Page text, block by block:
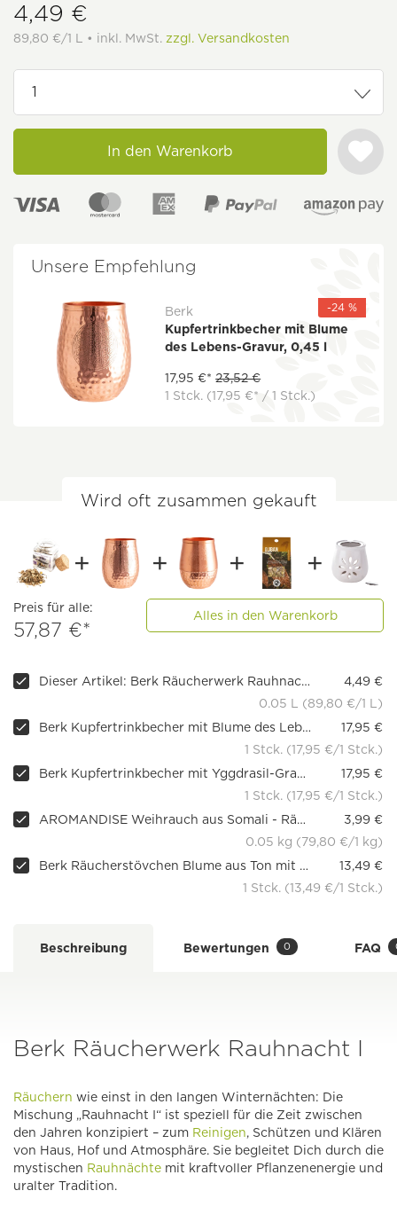
4,49 €
89,80 €/1 L • inkl. MwSt. zzgl. Versandkosten
In den Warenkorb
Unsere Empfehlung
-24 %
Berk
Kupfertrinkbecher mit Blume
des Lebens-Gravur, 0,45 l
17,95 €* 23,52 €
1 Stck. (17,95 €* / 1 Stck.)
Wird oft zusammen gekauft
Preis für alle:
57,87 €*
Alles in den Warenkorb
Dieser Artikel: Berk Räucherwerk Rauhnacht I
4,49 €
0.05 L (89,80 €/1 L)
Berk Kupfertrinkbecher mit Blume des Lebens-Gravur, 0,45 l
17,95 €
1 Stck. (17,95 €/1 Stck.)
Berk Kupfertrinkbecher mit Yggdrasil-Gravur, 0,45 l
17,95 €
1 Stck. (17,95 €/1 Stck.)
AROMANDISE Weihrauch aus Somali - Räucherharz
3,99 €
0.05 kg (79,80 €/1 kg)
Berk Räucherstövchen Blume aus Ton mit Sieb
13,49 €
1 Stck. (13,49 €/1 Stck.)
Beschreibung Bewertungen 0 FAQ
Berk Räucherwerk Rauhnacht I
Räuchern wie einst in den langen Winternächten: Die
Mischung „Rauhnacht I“ ist speziell für die Zeit zwischen
den Jahren konzipiert – zum Reinigen, Schützen und Klären
von Haus, Hof und Atmosphäre. Sie begleitet Dich durch die
mystischen Rauhnächte mit kraftvoller Pflanzenenergie und
uralter Tradition.